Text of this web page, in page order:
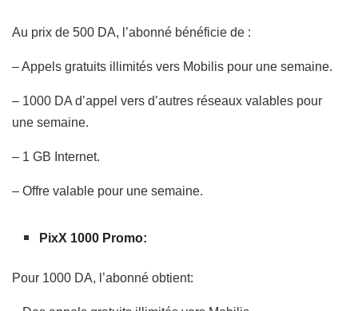
Au prix de 500 DA, l’abonné bénéficie de :
– Appels gratuits illimités vers Mobilis pour une semaine.
– 1000 DA d’appel vers d’autres réseaux valables pour
une semaine.
– 1 GB Internet.
– Offre valable pour une semaine.
PixX 1000 Promo:
Pour 1000 DA, l’abonné obtient: